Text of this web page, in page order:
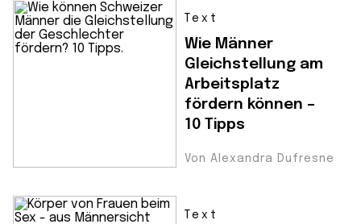
Text
Wie Männer
Gleichstellung am
Arbeitsplatz
fördern können –
10 Tipps
Von Alexandra Dufresne
Text